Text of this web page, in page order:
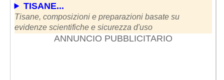
TISANE...
Tisane, composizioni e preparazioni basate su
evidenze scientifiche e sicurezza d'uso
ANNUNCIO PUBBLICITARIO